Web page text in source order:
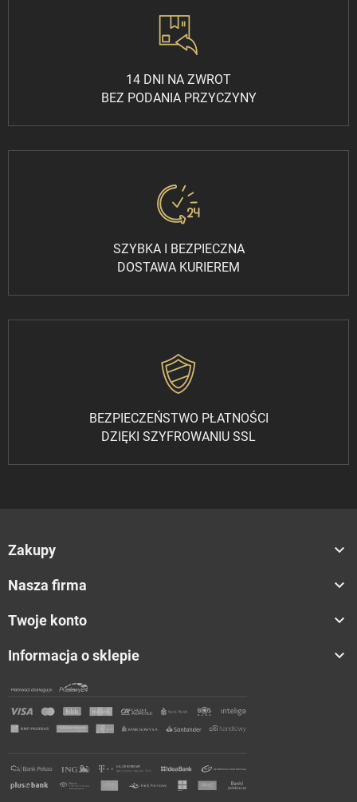
14 DNI NA ZWROT
BEZ PODANIA PRZYCZYNY
SZYBKA I BEZPIECZNA
DOSTAWA KURIEREM
BEZPIECZEŃSTWO PŁATNOŚCI
DZIĘKI SZYFROWANIU SSL
Zakupy 
Nasza firma 
Twoje konto 
Informacja o sklepie 